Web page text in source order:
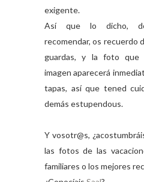
exigente.
Así que lo dicho,
recomendar, os recuerdo
guardas, y la foto que
imagen aparecerá
tapas, así que tened
demás estupendous.
Y vosotr@s,
las fotos de las
familiares o los mejores